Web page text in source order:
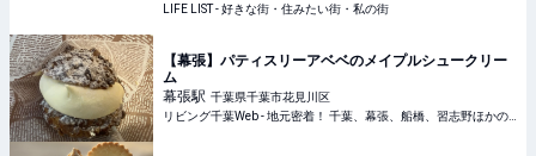
LIFE LIST - 好きな街・住みたい街・私の街
【幕張】パティスリーアベベのメイプルシュークリー
ム
幕張駅 千葉県千葉市花見川区